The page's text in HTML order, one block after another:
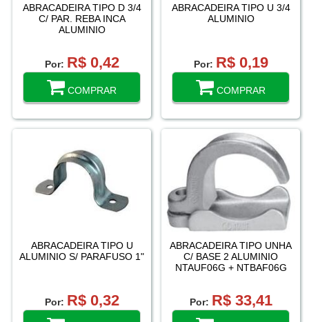
ABRACADEIRA TIPO D 3/4
C/ PAR. REBA INCA
ALUMINIO
Por: R$ 0,42
COMPRAR
ABRACADEIRA TIPO U 3/4
ALUMINIO
Por: R$ 0,19
COMPRAR
ABRACADEIRA TIPO U
ALUMINIO S/ PARAFUSO 1"
Por: R$ 0,32
ABRACADEIRA TIPO UNHA
C/ BASE 2 ALUMINIO
NTAUF06G + NTBAF06G
Por: R$ 33,41